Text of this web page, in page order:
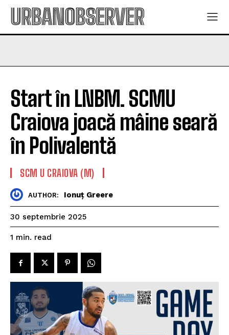
URBANOBSERVER
Start în LNBM. SCMU
Craiova joacă mâine seară
în Polivalentă
SCM U CRAIOVA (M)
AUTHOR: Ionuț Greere
30 septembrie 2025
1 min. read